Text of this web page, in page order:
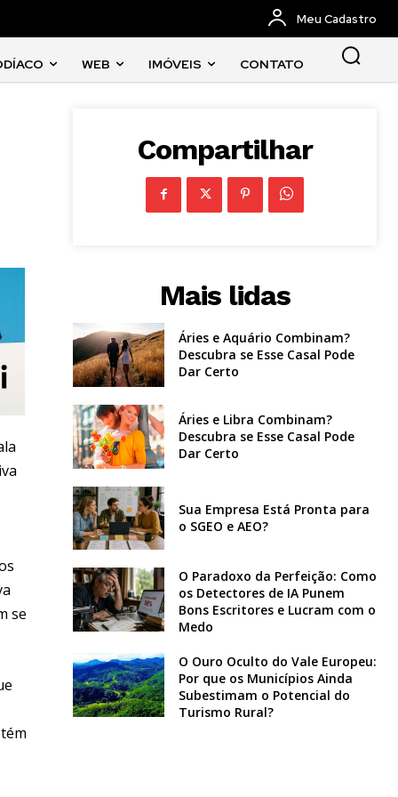
Meu Cadastro
WEB IMÓVEIS CONTATO
se
Compartilhar
Mais lidas
Áries e Aquário Combinam?
Descubra se Esse Casal Pode
Dar Certo
Áries e Libra Combinam?
Descubra se Esse Casal Pode
Dar Certo
Sua Empresa Está Pronta para
o SGEO e AEO?
O Paradoxo da Perfeição: Como
os Detectores de IA Punem
Bons Escritores e Lucram com o
Medo
O Ouro Oculto do Vale Europeu:
Por que os Municípios Ainda
Subestimam o Potencial do
Turismo Rural?